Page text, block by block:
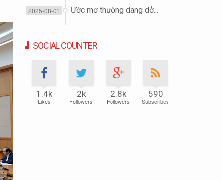
Ước mơ thường dang dở...
2025-08-01
SOCIAL COUNTER
1.4k
Likes
2k
Followers
2.8k
Followers
590
Subscribes